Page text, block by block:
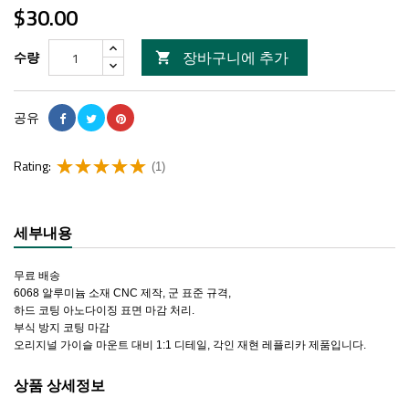
$30.00
수량  장바구니에 추가
공유
Rating: (1)
세부내용
무료 배송
6068 알루미늄 소재 CNC 제작, 군 표준 규격,
하드 코팅 아노다이징 표면 마감 처리.
부식 방지 코팅 마감
오리지널 가이슬 마운트 대비 1:1 디테일, 각인 재현 레플리카 제품입니다.
상품 상세정보